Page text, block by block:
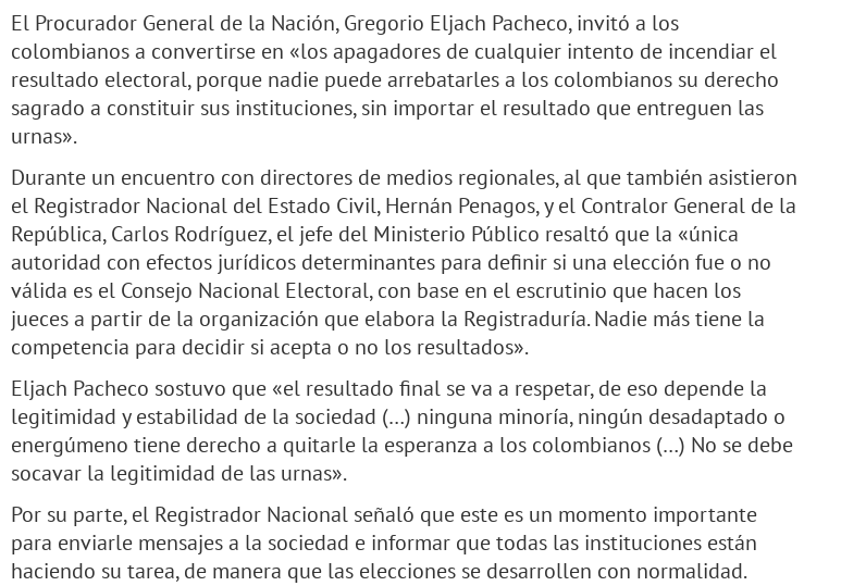
El Procurador General de la Nación, Gregorio Eljach Pacheco, invitó a los
colombianos a convertirse en «los apagadores de cualquier intento de incendiar el
resultado electoral, porque nadie puede arrebatarles a los colombianos su derecho
sagrado a constituir sus instituciones, sin importar el resultado que entreguen las
urnas».
Durante un encuentro con directores de medios regionales, al que también asistieron
el Registrador Nacional del Estado Civil, Hernán Penagos, y el Contralor General de la
República, Carlos Rodríguez, el jefe del Ministerio Público resaltó que la «única
autoridad con efectos jurídicos determinantes para definir si una elección fue o no
válida es el Consejo Nacional Electoral, con base en el escrutinio que hacen los
jueces a partir de la organización que elabora la Registraduría. Nadie más tiene la
competencia para decidir si acepta o no los resultados».
Eljach Pacheco sostuvo que «el resultado final se va a respetar, de eso depende la
legitimidad y estabilidad de la sociedad (…) ninguna minoría, ningún desadaptado o
energúmeno tiene derecho a quitarle la esperanza a los colombianos (…) No se debe
socavar la legitimidad de las urnas».
Por su parte, el Registrador Nacional señaló que este es un momento importante
para enviarle mensajes a la sociedad e informar que todas las instituciones están
haciendo su tarea, de manera que las elecciones se desarrollen con normalidad.